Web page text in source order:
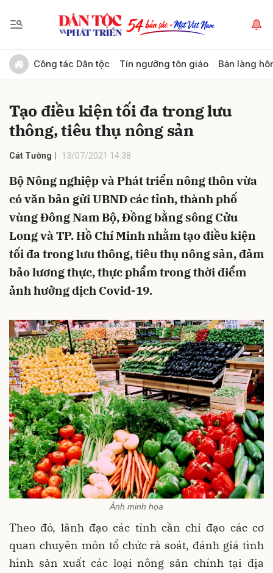
Công tác Dân tộc Tín ngưỡng tôn giáo Bản làng
Tạo điều kiện tối đa trong lưu
thông, tiêu thụ nông sản
Cát Tường 13/07/2021 14:38
Bộ Nông nghiệp và Phát triển nông thôn vừa
có văn bản gửi UBND các tỉnh, thành phố
vùng Đông Nam Bộ, Đồng bằng sông Cửu
Long và TP. Hồ Chí Minh nhằm tạo điều kiện
tối đa trong lưu thông, tiêu thụ nông sản, đảm
bảo lương thực, thực phẩm trong thời điểm
ảnh hưởng dịch Covid-19.
Ảnh minh họa
Theo đó, lãnh đạo các tỉnh cần chỉ đạo các cơ
quan chuyên môn tổ chức rà soát, đánh giá tình
hình sản xuất các loại nông sản chính tại địa
Gửi bình luận
Hủy Gửi